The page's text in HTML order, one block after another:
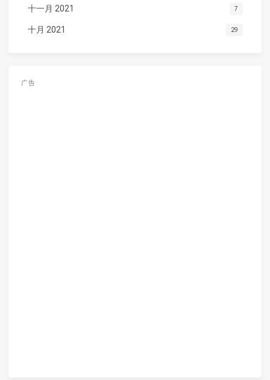
十一月 2021 7
十月 2021 29
广告